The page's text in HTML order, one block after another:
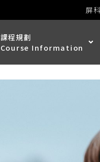
屏
課程規劃
Course Information